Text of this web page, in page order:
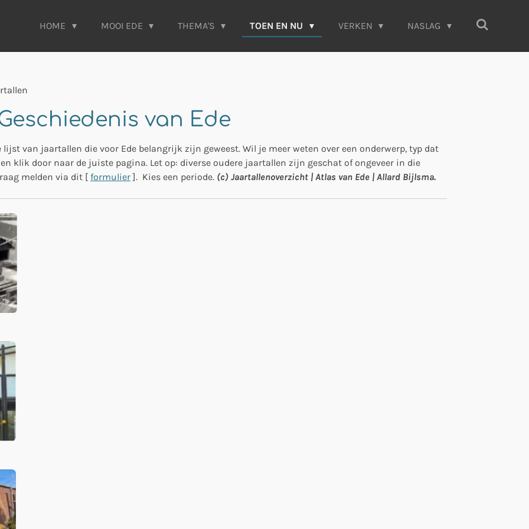
HOME MOOI EDE THEMA'S TOEN EN NU VERKEN NASLAG
van Ede
van jaartallen die voor Ede belangrijk zijn geweest. Wil je meer weten over een onderwerp, typ dat
klik door naar de juiste pagina. Let op: diverse oudere jaartallen zijn geschat of ongeveer in die
melden via dit [ formulier]. Kies een periode. (c) Jaartallenoverzicht | Atlas van Ede | Allard Bijlsma.